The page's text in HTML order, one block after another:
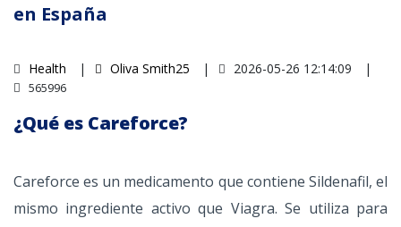
en España
Health Oliva Smith25 2026-05-26 12:14:09
565996
¿Qué es Careforce?
Careforce es un medicamento que contiene Sildenafil, el
mismo ingrediente activo que Viagra. Se utiliza para